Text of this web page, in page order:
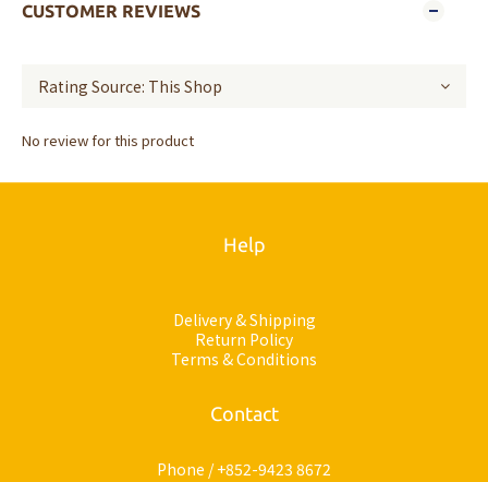
CUSTOMER REVIEWS
No review for this product
Help
Delivery & Shipping
Return Policy
Terms & Conditions
Contact
Phone / +852-9423 8672